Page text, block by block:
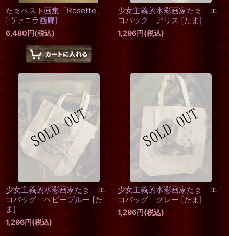
たまベスト画集「Rosette」
[ヴァニラ画廊]
6,480円(税込)
少女主義的水彩画家たま エ
コバッグ アリス [たま]
1,296円(税込)
少女主義的水彩画家たま エ
コバッグ ベビーブルー [た
ま]
1,296円(税込)
少女主義的水彩画家たま エ
コバッグ グレー [たま]
1,296円(税込)